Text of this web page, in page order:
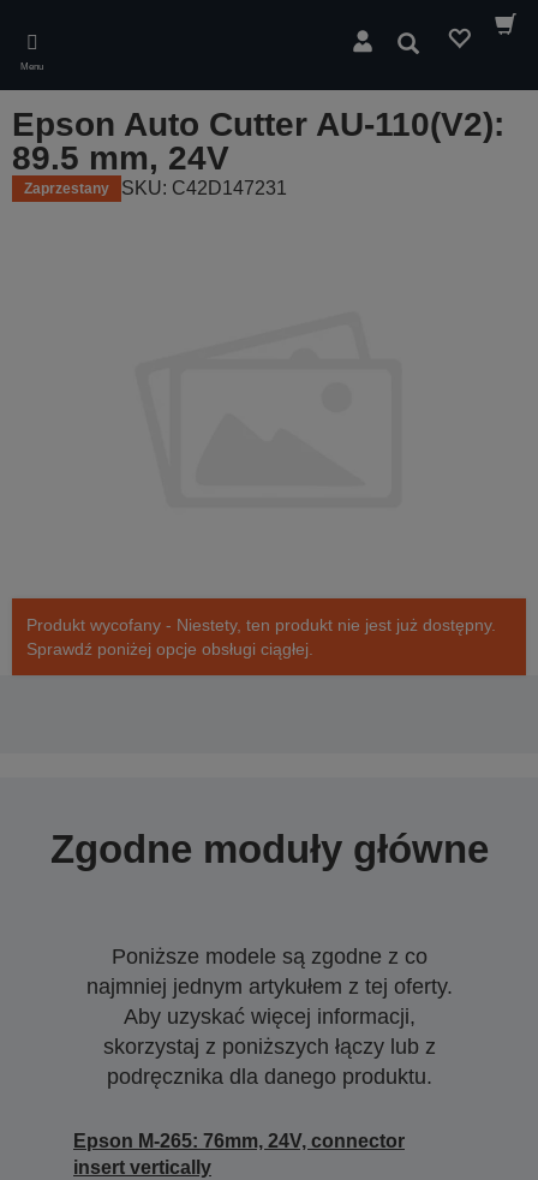
main
content
Menu
Wyszukaj
Epson Auto Cutter AU-110(V2):
89.5 mm, 24V
Zaprzestany SKU: C42D147231
Produkt wycofany - Niestety, ten produkt nie jest już dostępny.
Sprawdź poniżej opcje obsługi ciągłej.
Zgodne moduły główne
Poniższe modele są zgodne z co
najmniej jednym artykułem z tej oferty.
Aby uzyskać więcej informacji,
skorzystaj z poniższych łączy lub z
podręcznika dla danego produktu.
Epson M-265: 76mm, 24V, connector
insert vertically